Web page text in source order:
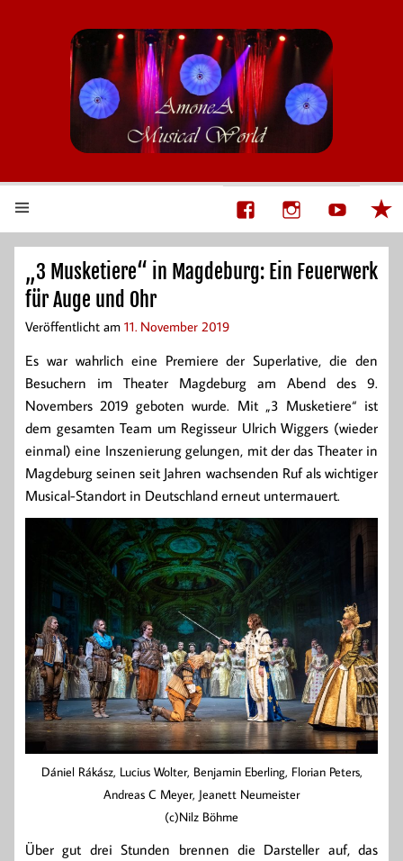
„3 Musketiere“ in Magdeburg: Ein Feuerwerk
für Auge und Ohr
Veröffentlicht am 11. November 2019
Es war wahrlich eine Premiere der Superlative, die den
Besuchern im Theater Magdeburg am Abend des 9.
Novembers 2019 geboten wurde. Mit „3 Musketiere“ ist
dem gesamten Team um Regisseur Ulrich Wiggers (wieder
einmal) eine Inszenierung gelungen, mit der das Theater in
Magdeburg seinen seit Jahren wachsenden Ruf als wichtiger
Musical-Standort in Deutschland erneut untermauert.
Dániel Rákász, Lucius Wolter, Benjamin Eberling, Florian Peters,
Andreas C Meyer, Jeanett Neumeister
(c)Nilz Böhme
Über gut drei Stunden brennen die Darsteller auf, das